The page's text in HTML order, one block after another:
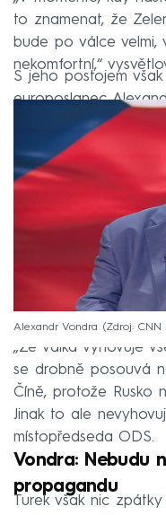
to znamenat, že
bude po válce velmi,
nekomfortní,“
S jeho postojem
europoslanec
Alexandr Vondra Zdroj: CNN
„Že válka vyhovuje
se drobně posouvá
Číně, protože Rusko
Jinak to ale
místopředseda ODS.
Vondra: Nebudu
propagandu
Turek však nic